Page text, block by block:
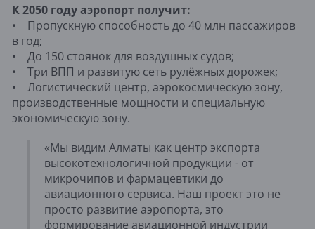
К 2050 году аэропорт получит:
• Пропускную способность до 40 млн пассажиров
в год;
• До 150 стоянок для воздушных судов;
• Три ВПП и развитую сеть рулёжных дорожек;
• Логистический центр, аэрокосмическую зону,
производственные мощности и специальную
экономическую зону.
«Мы видим Алматы как центр экспорта
высокотехнологичной продукции - от
микрочипов и фармацевтики до
авиационного сервиса. Наш проект это не
просто развитие аэропорта, это
формирование авиационной индустрии